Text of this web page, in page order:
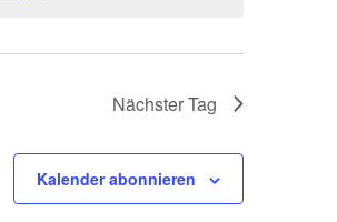
Nächster Tag
Kalender abonnieren